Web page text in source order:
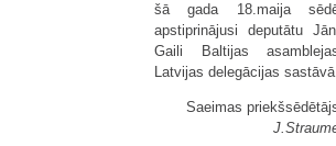
šā gada 18.maija
apstiprinājusi deputātu
Gaili Baltijas
Latvijas delegācijas
Saeimas